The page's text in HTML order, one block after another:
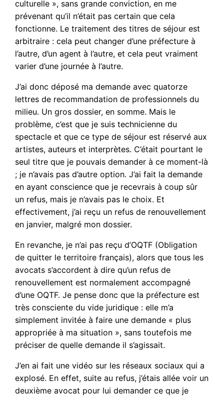
culturelle », sans grande conviction, en me
prévenant qu’il n’était pas certain que cela
fonctionne. Le traitement des titres de séjour est
arbitraire : cela peut changer d’une préfecture à
l’autre, d’un agent à l’autre, et cela peut vraiment
varier d’une journée à l’autre.
J’ai donc déposé ma demande avec quatorze
lettres de recommandation de professionnels du
milieu. Un gros dossier, en somme. Mais le
problème, c’est que je suis technicienne du
spectacle et que ce type de séjour est réservé aux
artistes, auteurs et interprètes. C’était pourtant le
seul titre que je pouvais demander à ce moment-là
; je n’avais pas d’autre option. J’ai fait la demande
en ayant conscience que je recevrais à coup sûr
un refus, mais je n’avais pas le choix. Et
effectivement, j’ai reçu un refus de renouvellement
en janvier, malgré mon dossier.
En revanche, je n’ai pas reçu d’OQTF (Obligation
de quitter le territoire français), alors que tous les
avocats s’accordent à dire qu’un refus de
renouvellement est normalement accompagné
d’une OQTF. Je pense donc que la préfecture est
très consciente du vide juridique : elle m’a
simplement invitée à faire une demande « plus
appropriée à ma situation », sans toutefois me
préciser de quelle demande il s’agissait.
J’en ai fait une vidéo sur les réseaux sociaux qui a
explosé. En effet, suite au refus, j’étais allée voir un
deuxième avocat pour lui demander ce que je